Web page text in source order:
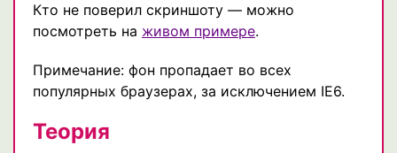
Кто не поверил скриншоту — можно
посмотреть на живом примере.
Примечание: фон пропадает во всех
популярных браузерах, за исключением IE6.
Теория